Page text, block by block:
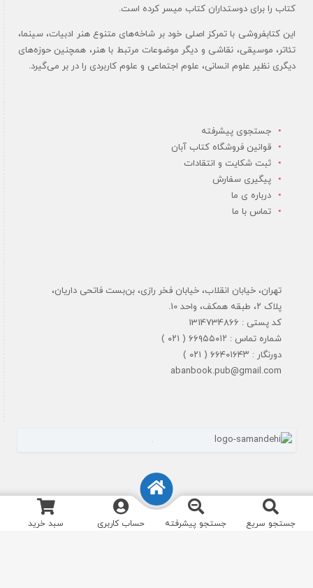
کتاب را برای دوستداران کتاب میسر کرده است.
این کتابفروشی با تمرکز اصلی خود بر شاخه‌های متنوع هنر ادبیات، سینما،
تئاتر، موسیقی، نقاشی و دیگر موضوعات مرتبط با هنر، همچنین حوزه‌های
دیگری نظیر علوم انسانی، علوم اجتماعی و علوم کاربردی را در بر می‌گیرد.
جستجوی پیشرفته
قوانین فروشگاه کتاب آبان
ثبت شکایت و انتقادات
پیگیری سفارش
درباره ی ما
تماس با ما
تهران، خیابان انقلاب، خیابان فخر رازی، بن‌بست فاتحی داریان،
پلاک ۲، طبقه همکف، واحد 10.
کد پستی : 1314734866
شماره تماس : ۶۶۹۵۵۰۱۲ ( ۰۲۱ )
دورنگار : ۶۶۴۰۱۶۴۳ ( ۰۲۱ )
abanbook.pub@gmail.com
جستجو سریع جستجو پیشرفته حساب کاربری سبد خرید